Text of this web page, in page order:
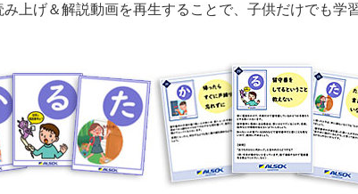
上げ＆解説動画を再生することで、子供だけでも学